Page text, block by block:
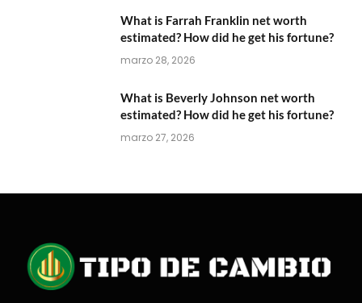
What is Farrah Franklin net worth
estimated? How did he get his fortune?
marzo 28, 2026
What is Beverly Johnson net worth
estimated? How did he get his fortune?
marzo 27, 2026